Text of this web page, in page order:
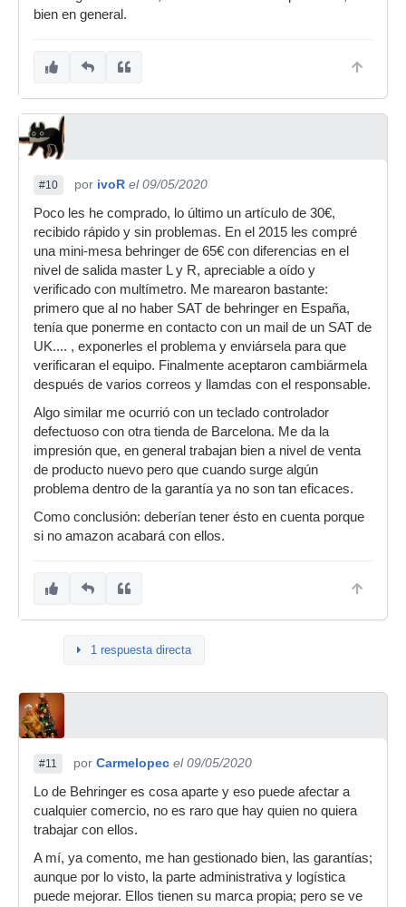
bien en general.
#10 por ivoR el 09/05/2020
Poco les he comprado, lo último un artículo de 30€,
recibido rápido y sin problemas. En el 2015 les compré
una mini-mesa behringer de 65€ con diferencias en el
nivel de salida master L y R, apreciable a oído y
verificado con multímetro. Me marearon bastante:
primero que al no haber SAT de behringer en España,
tenía que ponerme en contacto con un mail de un SAT de
UK.... , exponerles el problema y enviársela para que
verificaran el equipo. Finalmente aceptaron cambiármela
después de varios correos y llamdas con el responsable.
Algo similar me ocurrió con un teclado controlador
defectuoso con otra tienda de Barcelona. Me da la
impresión que, en general trabajan bien a nivel de venta
de producto nuevo pero que cuando surge algún
problema dentro de la garantía ya no son tan eficaces.
Como conclusión: deberían tener ésto en cuenta porque
si no amazon acabará con ellos.
1 respuesta directa
#11 por Carmelopec el 09/05/2020
Lo de Behringer es cosa aparte y eso puede afectar a
cualquier comercio, no es raro que hay quien no quiera
trabajar con ellos.
A mí, ya comento, me han gestionado bien, las garantías;
aunque por lo visto, la parte administrativa y logística
puede mejorar. Ellos tienen su marca propia; pero se ve